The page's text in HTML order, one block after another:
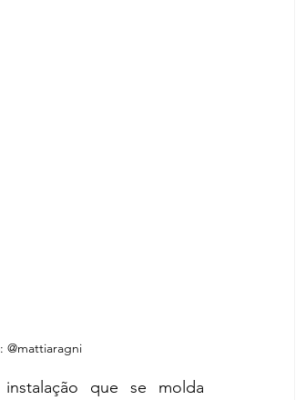
@mattiaragni
que se molda